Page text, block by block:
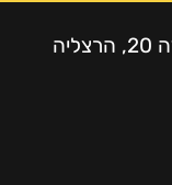
גלגלי הפלדה 20, הרצליה